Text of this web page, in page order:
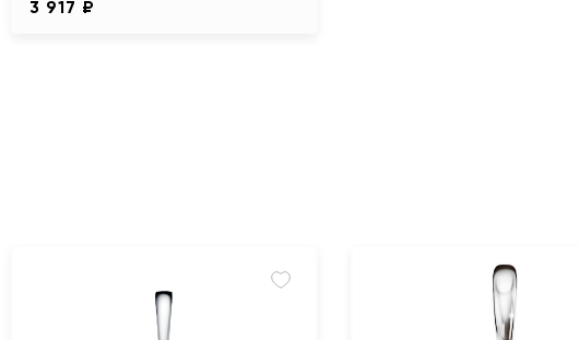
3 917 ₽